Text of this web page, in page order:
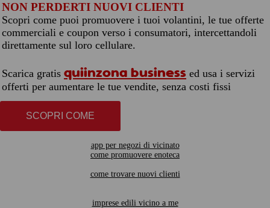
NON PERDERTI NUOVI CLIENTI
Scopri come puoi promuovere i tuoi volantini, le tue offerte
commerciali e coupon verso i consumatori, intercettandoli
direttamente sul loro cellulare.
Scarica gratis quiinzona business ed usa i servizi
offerti per aumentare le tue vendite, senza costi fissi
SCOPRI COME
app per negozi di vicinato
come promuovere enoteca
come trovare nuovi clienti
imprese edili vicino a me